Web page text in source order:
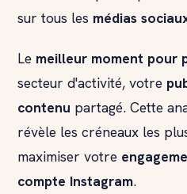
sur tous les médias
Le meilleur moment pour
secteur d'activité, votre
contenu partagé. Cette
révèle les créneaux les
maximiser votre
compte Instagram.